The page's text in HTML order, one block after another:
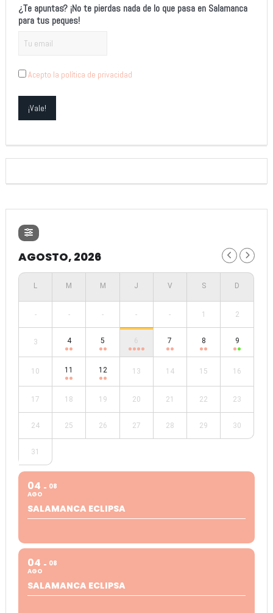
¿Te apuntas? ¡No te pierdas nada de lo que pasa en Salamanca
para tus peques!
Acepto la política de privacidad
AGOSTO, 2026
- - - - - 1 2
3 4 5 6 7 8 9
10 11 12 13 14 15 16
17 18 19 20 21 22 23
24 25 26 27 28 29 30
31
04
AGO
08
SALAMANCA ECLIPSA
04
AGO
08
SALAMANCA ECLIPSA